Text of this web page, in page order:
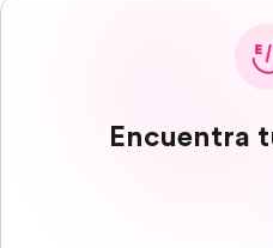
Encuentra